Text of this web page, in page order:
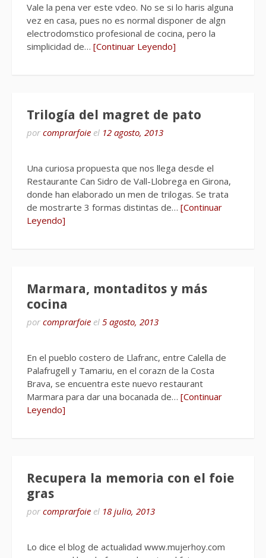
Vale la pena ver este vdeo. No se si lo haris alguna
vez en casa, pues no es normal disponer de algn
electrodomstico profesional de cocina, pero la
simplicidad de… [Continuar Leyendo]
Trilogía del magret de pato
por comprarfoie el 12 agosto, 2013
Una curiosa propuesta que nos llega desde el
Restaurante Can Sidro de Vall-Llobrega en Girona,
donde han elaborado un men de trilogas. Se trata
de mostrarte 3 formas distintas de… [Continuar
Leyendo]
Marmara, montaditos y más
cocina
por comprarfoie el 5 agosto, 2013
En el pueblo costero de Llafranc, entre Calella de
Palafrugell y Tamariu, en el corazn de la Costa
Brava, se encuentra este nuevo restaurant
Marmara para dar una bocanada de… [Continuar
Leyendo]
Recupera la memoria con el foie
gras
por comprarfoie el 18 julio, 2013
Lo dice el blog de actualidad www.mujerhoy.com